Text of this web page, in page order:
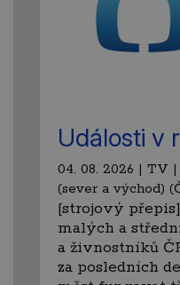
Události v
04. 08. 2026 | TV
(sever a východ)
[strojový
malých a
a živnostníků
za posledních